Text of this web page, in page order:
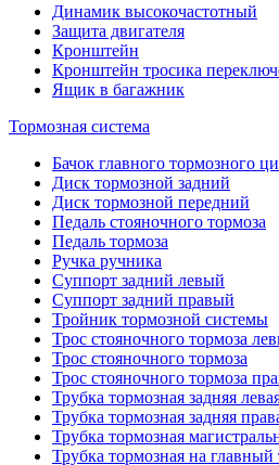
Динамик высокочастотный
Защита двигателя
Кронштейн
Кронштейн тросика
Ящик в багажник
Тормозная система
Бачок главного тормозного
Диск тормозной задний
Диск тормозной передний
Педаль стояночного тормоза
Педаль тормоза
Ручка ручника
Суппорт задний левый
Суппорт задний правый
Тройник тормозной системы
Трос стояночного тормоза
Трос стояночного тормоза
Трос стояночного тормоза
Трубка тормозная задняя
Трубка тормозная задняя
Трубка тормозная
Трубка тормозная на